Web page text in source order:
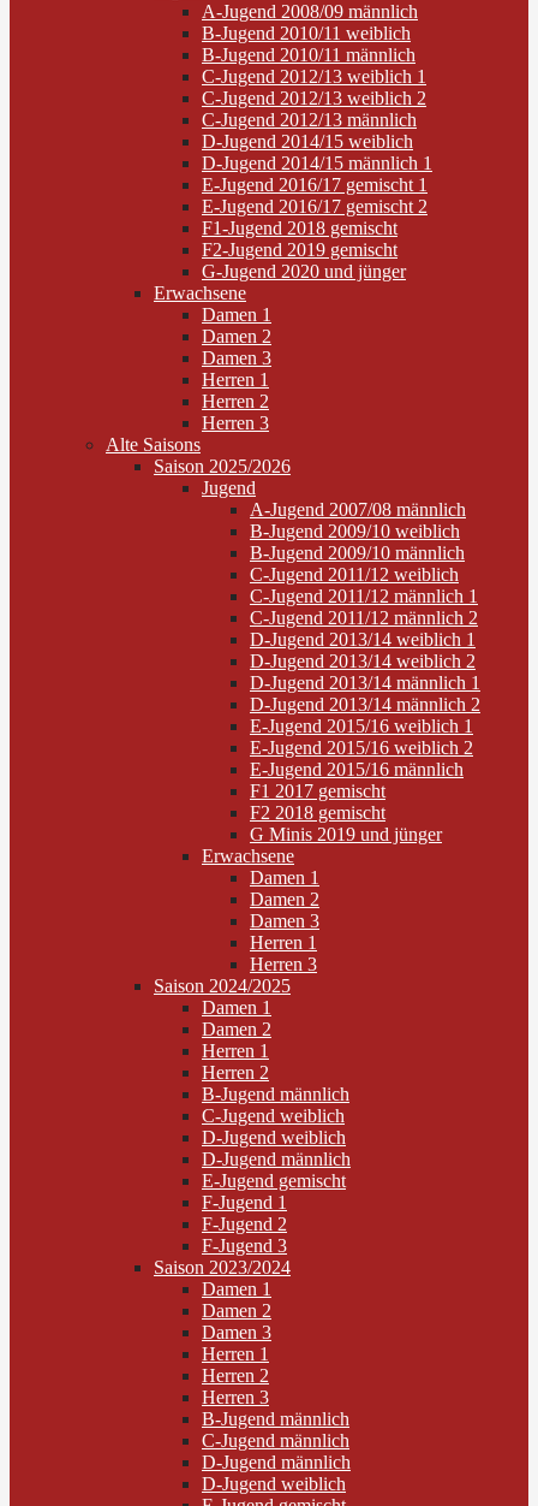
A-Jugend 2008/09 männlich
B-Jugend 2010/11 weiblich
B-Jugend 2010/11 männlich
C-Jugend 2012/13 weiblich 1
C-Jugend 2012/13 weiblich 2
C-Jugend 2012/13 männlich
D-Jugend 2014/15 weiblich
D-Jugend 2014/15 männlich 1
E-Jugend 2016/17 gemischt 1
E-Jugend 2016/17 gemischt 2
F1-Jugend 2018 gemischt
F2-Jugend 2019 gemischt
G-Jugend 2020 und jünger
Erwachsene
Damen 1
Damen 2
Damen 3
Herren 1
Herren 2
Herren 3
Alte Saisons
Saison 2025/2026
Jugend
A-Jugend 2007/08 männlich
B-Jugend 2009/10 weiblich
B-Jugend 2009/10 männlich
C-Jugend 2011/12 weiblich
C-Jugend 2011/12 männlich 1
C-Jugend 2011/12 männlich 2
D-Jugend 2013/14 weiblich 1
D-Jugend 2013/14 weiblich 2
D-Jugend 2013/14 männlich 1
D-Jugend 2013/14 männlich 2
E-Jugend 2015/16 weiblich 1
E-Jugend 2015/16 weiblich 2
E-Jugend 2015/16 männlich
F1 2017 gemischt
F2 2018 gemischt
G Minis 2019 und jünger
Erwachsene
Damen 1
Damen 2
Damen 3
Herren 1
Herren 3
Saison 2024/2025
Damen 1
Damen 2
Herren 1
Herren 2
B-Jugend männlich
C-Jugend weiblich
D-Jugend weiblich
D-Jugend männlich
E-Jugend gemischt
F-Jugend 1
F-Jugend 2
F-Jugend 3
Saison 2023/2024
Damen 1
Damen 2
Damen 3
Herren 1
Herren 2
Herren 3
B-Jugend männlich
C-Jugend männlich
D-Jugend männlich
D-Jugend weiblich